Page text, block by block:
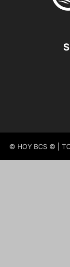
© HOY BCS © |